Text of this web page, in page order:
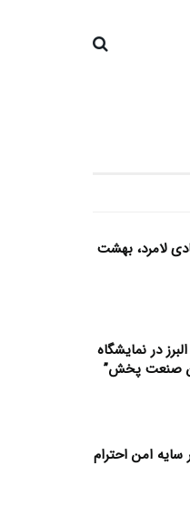
لامرد، بهشت
در نمایشگاه
صنعت پخش”
سایه امن احترام